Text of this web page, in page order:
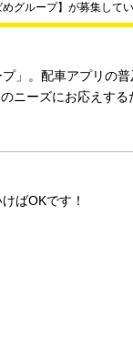
グループ】が募集して
」。配車アプリの普
ニーズにお応えする
ばOKです！